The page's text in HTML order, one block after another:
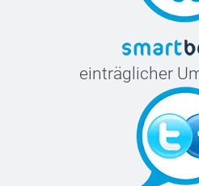
einträglicher